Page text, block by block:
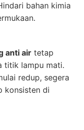
bahan kimia
anti air tetap
titik lampu mati.
redup, segera
konsisten di